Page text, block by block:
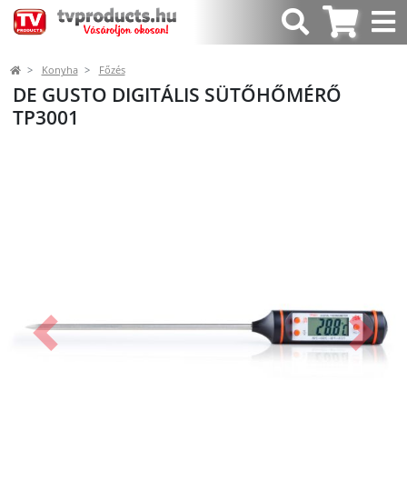
Konyha Főzés
DE GUSTO DIGITÁLIS SÜTŐHŐMÉRŐ
TP3001
Előző